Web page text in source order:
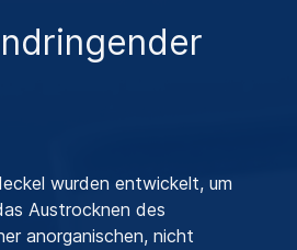
wurden entwickelt, um
Austrocknen des
anorganischen, nicht